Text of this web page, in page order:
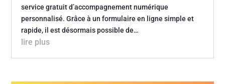
service gratuit d’accompagnement numérique
personnalisé. Grâce à un formulaire en ligne simple et
rapide, il est désormais possible de…
lire plus